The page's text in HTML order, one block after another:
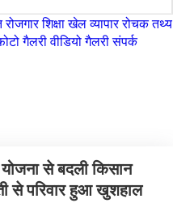
रोजगारशिक्षाखेलव्यापाररोचक तथ्य
गैलरीवीडियो गैलरीसंपर्क
से बदली किसान
से परिवार हुआ खुशहाल